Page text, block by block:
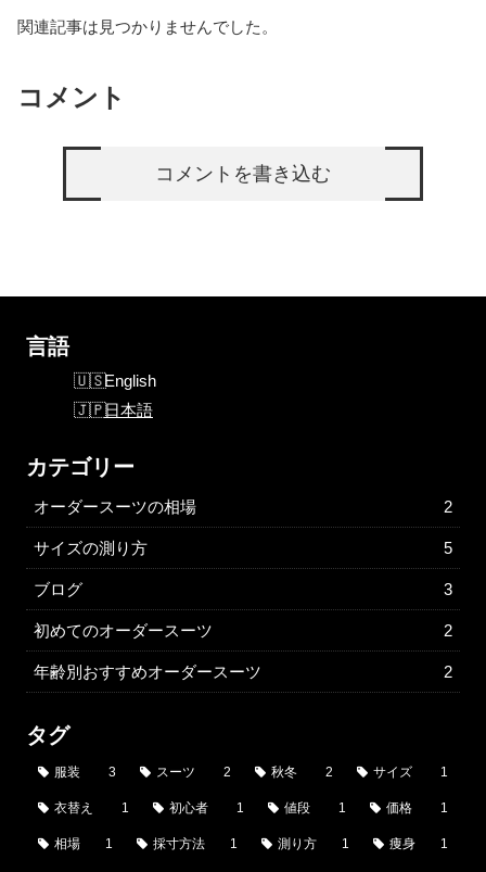
関連記事は見つかりませんでした。
コメント
コメントを書き込む
言語
English
日本語
カテゴリー
オーダースーツの相場 2
サイズの測り方 5
ブログ 3
初めてのオーダースーツ 2
年齢別おすすめオーダースーツ 2
タグ
服装 3 スーツ 2 秋冬 2 サイズ 1
衣替え 1 初心者 1 値段 1 価格 1
相場 1 採寸方法 1 測り方 1 痩身 1